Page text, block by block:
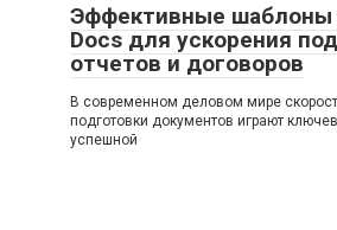
Эффективные шаблоны
Docs для ускорения
отчетов и договоров
В современном деловом мире
подготовки документов играют
успешной